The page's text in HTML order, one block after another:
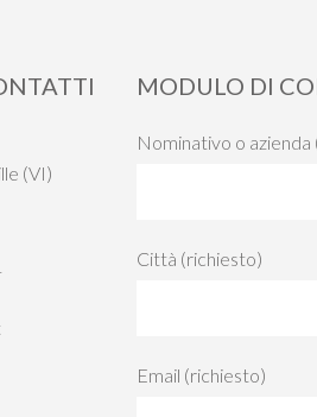
(VI)
MODULO DI
Nominativo o azienda
Città (richiesto)
Email (richiesto)